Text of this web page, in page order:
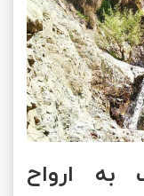
به ارواح